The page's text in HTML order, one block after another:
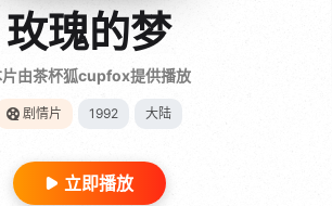
玫瑰的梦
由茶杯狐cupfox提供播放
剧情片 1992 大陆
立即播放